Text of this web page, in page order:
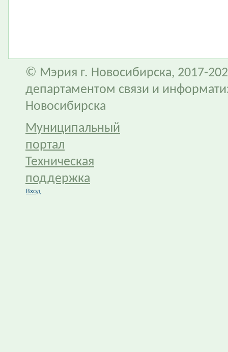
© Мэрия г. Новосибирска, 2017-
департаментом связи и
Новосибирска
Муниципальный
портал
Техническая
поддержка
Вход